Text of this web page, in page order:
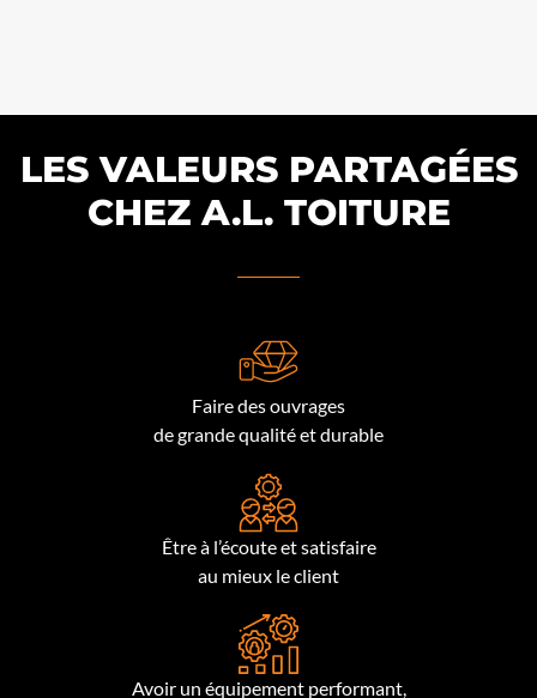
LES VALEURS PARTAGÉES
CHEZ A.L. TOITURE
Faire des ouvrages
de grande qualité et durable
Être à l’écoute et satisfaire
au mieux le client
Avoir un équipement performant,